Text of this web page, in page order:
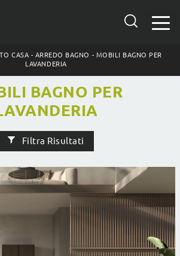
CASA - ARREDO BAGNO - MOBILI BAGNO PER
LAVANDERIA
BAGNO PER
Filtra Risultati